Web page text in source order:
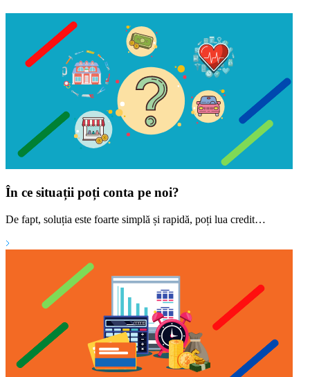
În ce situații poți conta pe noi?
De fapt, soluția este foarte simplă și rapidă, poți lua credit…